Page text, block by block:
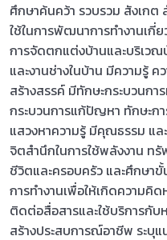
ศึกษาค้นคว้า รวบรวม สังเกต
ใช้ในการพัฒนาการทำงานเกี่
การจัดตกแต่งบ้านและบริเวณ
และงานช่างในบ้าน มีความรู้ ค
สร้างสรรค์ มีทักษะกระบวนกา
กระบวนการแก้ปัญหา ทักษะก
แสวงหาความรู้ มีคุณธรรม แ
จิตสำนึกในการใช้พลังงาน ท
ชีวิตและครอบครัว และศึกษา
การทำงานเพื่อให้เกิดความคิ
ติดต่อสื่อสารและใช้บริการกั
สร้างประสบการณ์อาชีพ ระบุ